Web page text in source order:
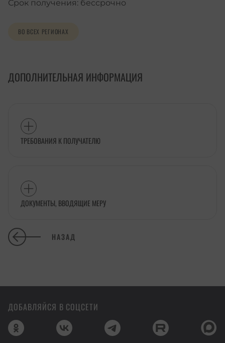
Срок получения: бессрочно
ВО ВСЕХ РЕГИОНАХ
ДОПОЛНИТЕЛЬНАЯ ИНФОРМАЦИЯ
ТРЕБОВАНИЯ К ПОЛУЧАТЕЛЮ
ДОКУМЕНТЫ, ВВОДЯЩИЕ МЕРУ
НАЗАД
ДОБАВЛЯЙСЯ В СОЦСЕТИ